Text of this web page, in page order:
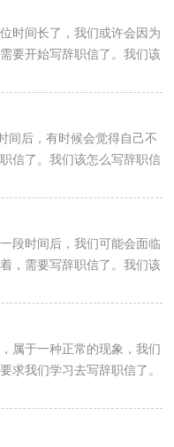
时间长了，我们或许会因为
要开始写辞职信了。我们该
理的小学教...
间后，有时候会觉得自己不
信了。我们该怎么写辞职信
，欢迎大家分...
段时间后，我们可能会面临
，需要写辞职信了。我们该
的销售业务员辞...
属于一种正常的现象，我们
求我们学习去写辞职信了。
大家整理的酒...